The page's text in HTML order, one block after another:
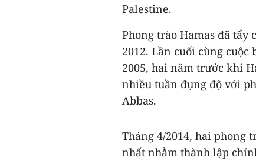
Palestine.
Phong trào Hamas đã tẩy
2012. Lần cuối cùng
2005, hai năm trước khi
nhiều tuần đụng độ với
Abbas.
Tháng 4/2014, hai phong
nhất nhằm thành lập